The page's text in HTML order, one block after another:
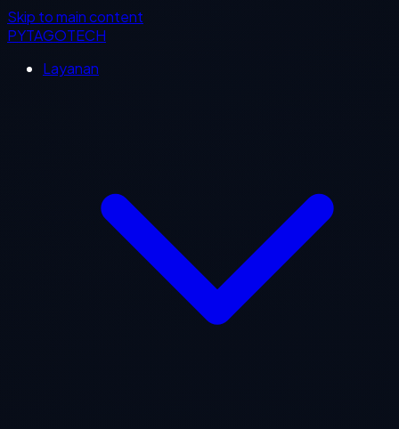
Skip to main content
PYTAGOTECH
Layanan